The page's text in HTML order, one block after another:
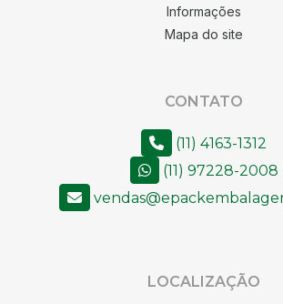
Informações
Mapa do site
CONTATO
(11) 4163-1312
(11) 97228-2008
LOCALIZAÇÃO